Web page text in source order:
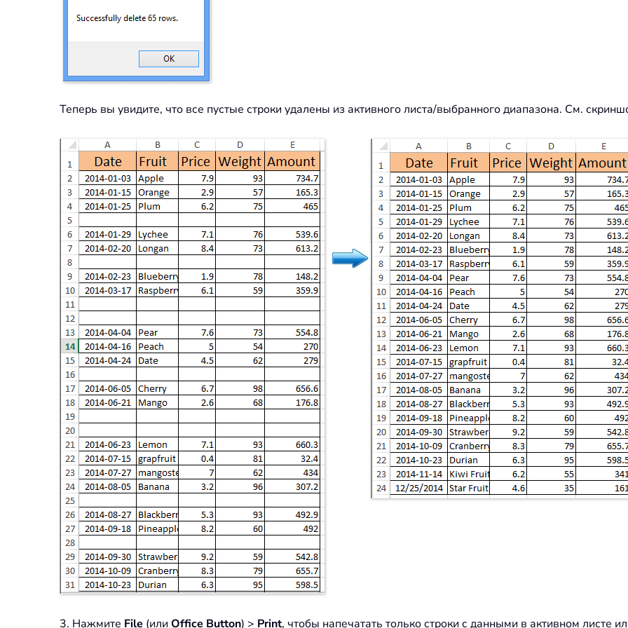
Теперь вы увидите, что все пустые строки удалены из активного листа/выбранного диапазона. См.
3. Нажмите File (или Office Button) > Print, чтобы напечатать только строки с данными в активном листе